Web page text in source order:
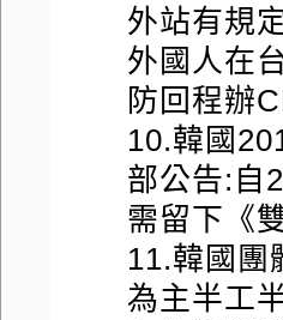
外站有規
外國人在
防回程辦
10.韓國
部公告:自
需留下《
11.韓國團
為主半工